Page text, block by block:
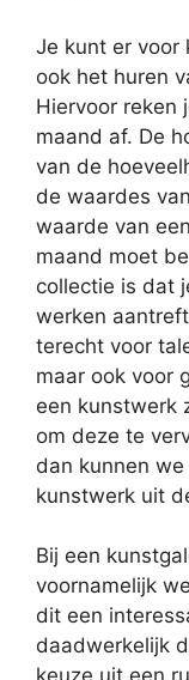
Je kunt er voor
ook het huren
Hiervoor reken
maand af. De
van de
de waardes
waarde van
maand moet
collectie is dat
werken
terecht voor
maar ook voor
een kunstwerk
om deze te
dan kunnen
kunstwerk uit
Bij een
voornamelijk
dit een
daadwerkelijk